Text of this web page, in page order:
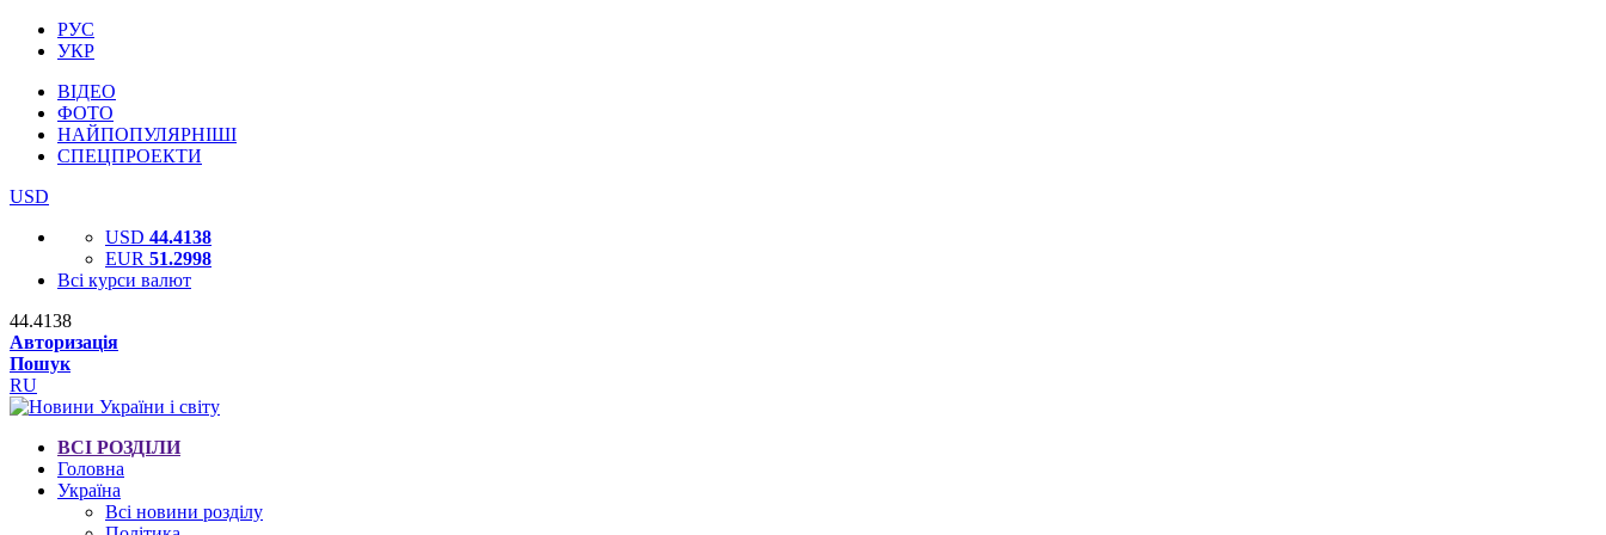
РУС
УКР
ВІДЕО
ФОТО
НАЙПОПУЛЯРНІШІ
СПЕЦПРОЕКТИ
USD
USD 44.4138
EUR 51.2998
Всі курси валют
44.4138
Авторизація
Пошук
RU
ВСІ РОЗДІЛИ
Головна
Україна
Всі новини розділу